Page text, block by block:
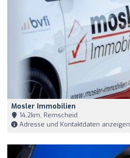
Mosler Immobilien
14,2km, Remscheid
Adresse und Kontaktdaten anzeigen